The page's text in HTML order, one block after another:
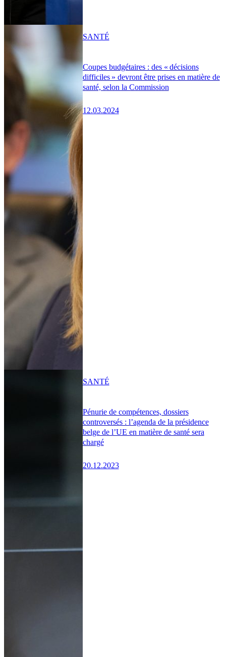
Coupes budgétaires : des « décisions
difficiles » devront être prises en matière de
santé, selon la Commission
12.03.2024
SANTÉ
Pénurie de compétences, dossiers
controversés : l’agenda de la présidence
belge de l’UE en matière de santé sera
chargé
20.12.2023
SANTÉ